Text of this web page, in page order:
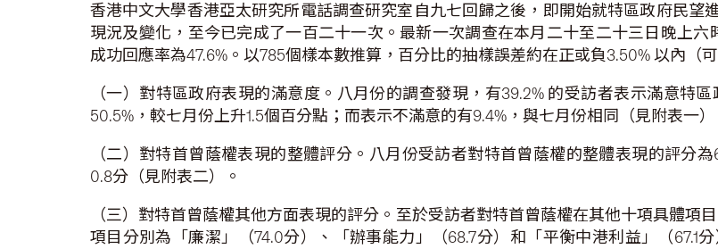
香港中文大學香港亞太研究所電話調查研究室自九七回歸之後，即開始就特區政府民望
現況及變化，至今已完成了一百二十一次。最新一次調查在本月二十至二十三日晚上六
成功回應率為47.6%。以785個樣本數推算，百分比的抽樣誤差約在正或負3.50% 以內（
（一）對特區政府表現的滿意度。八月份的調查發現，有39.2% 的受訪者表示滿意特
50.5%，較七月份上升1.5個百分點；而表示不滿意的有9.4%，與七月份相同（見附表一）
（二）對特首曾蔭權表現的整體評分。八月份受訪者對特首曾蔭權的整體表現的評分
0.8分（見附表二）。
（三）對特首曾蔭權其他方面表現的評分。至於受訪者對特首曾蔭權在其他十項具體項
項目分別為「廉潔」（74.0分）、「辦事能力」（68.7分）和「平衡中港利益」（67.1